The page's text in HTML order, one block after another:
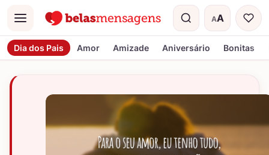
Menu AA
Tamanho do
Dia dos Pais Amor Amizade Aniversário Bonitas